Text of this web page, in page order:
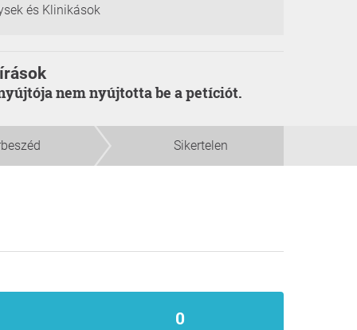
és Klinikások
nem nyújtotta be a petíciót.
Sikertelen
0